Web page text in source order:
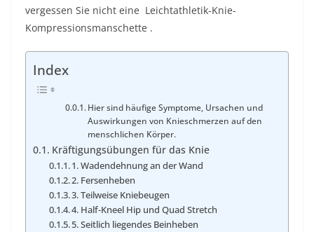
vergessen Sie nicht eine Leichtathletik-Knie-
Kompressionsmanschette .
Index
Hier sind häufige Symptome, Ursachen und
Auswirkungen von Knieschmerzen auf den
menschlichen Körper.
Kräftigungsübungen für das Knie
1. Wadendehnung an der Wand
2. Fersenheben
3. Teilweise Kniebeugen
4. Half-Kneel Hip und Quad Stretch
5. Seitlich liegendes Beinheben